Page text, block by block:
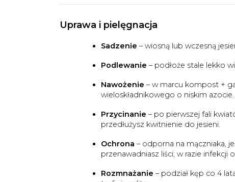
Uprawa i pielęgnacja
Sadzenie – wiosną lub wczesną
Podlewanie – podłoże stale lekko
Nawożenie – w marcu kompost +
wieloskładnikowego o niskim azocie.
Przycinanie – po pierwszej fali
przedłużysz kwitnienie do jesieni.
Ochrona – odporna na mączniaka,
przenawadniasz liści; w razie infekcji
Rozmnażanie – podział kęp co 4